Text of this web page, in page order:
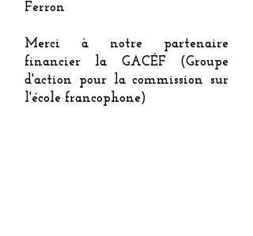
Ferron
Merci à notre partenaire
financier la GACÉF (Groupe
d'action pour la commission sur
l'école francophone)